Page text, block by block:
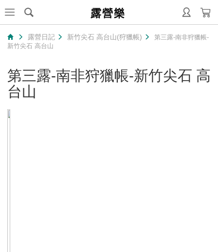
露營樂
露營日記 新竹尖石 高台山(狩獵帳)
第三露-南非狩獵帳-
新竹尖石 高台山
第三露-南非狩獵帳-新竹尖石 高
台山